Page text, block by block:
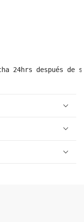
24hrs después de